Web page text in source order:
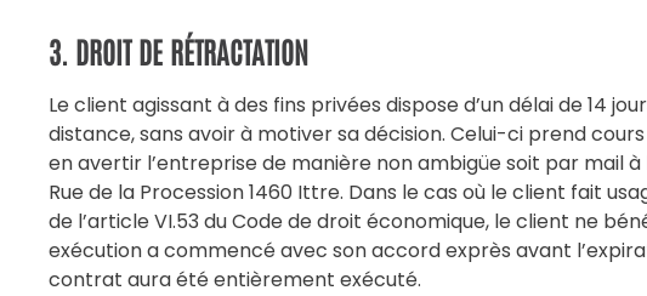
3. DROIT DE RÉTRACTATION
Le client agissant à des fins privées dispose d’un délai de
distance, sans avoir à motiver sa décision. Celui-ci prend
en avertir l’entreprise de manière non ambigüe soit par mail
Rue de la Procession 1460 Ittre. Dans le cas où le client fait
de l’article VI.53 du Code de droit économique, le client ne
exécution a commencé avec son accord exprès avant
contrat aura été entièrement exécuté.